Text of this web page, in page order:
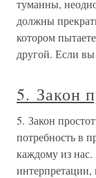
туманны,
должны
котором
другой. Если
5. Закон
5. Закон
потребность в
каждому из